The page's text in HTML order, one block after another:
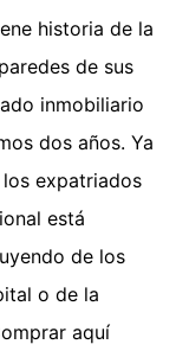
historia de la
de sus
inmobiliario
dos años. Ya
expatriados
está
de los
o de la
aquí